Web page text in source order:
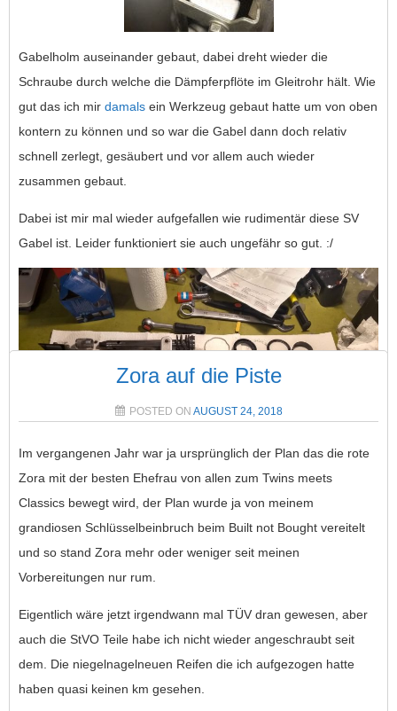
Gabelholm auseinander gebaut, dabei dreht wieder die
Schraube durch welche die Dämpferpflöte im Gleitrohr hält. Wie
gut das ich mir damals ein Werkzeug gebaut hatte um von oben
kontern zu können und so war die Gabel dann doch relativ
schnell zerlegt, gesäubert und vor allem auch wieder
zusammen gebaut.
Dabei ist mir mal wieder aufgefallen wie rudimentär diese SV
Gabel ist. Leider funktioniert sie auch ungefähr so gut. :/
Leider hatte ich kein frischeres 5W Öl da, also musste das alte
wieder in den Holm. Alt ist ja auch relativ, eingefüllt wurde es im
Januar 2017 und die Zora wurde seit dem quasi nicht bewegt!
Trotzdem erschreckend wie Gabelöl das quasi nicht bewegt
Holm sifft noch nicht, da hatte ich keine Meinung zu, den auch
noch zu machen. Vielleicht im Winter dann.
Nun sifft nix mehr, der statische und dynamische Federweg an
Zora auf die Piste
POSTED ON AUGUST 24, 2018
Im vergangenen Jahr war ja ursprünglich der Plan das die rote
Zora mit der besten Ehefrau von allen zum Twins meets
Classics bewegt wird, der Plan wurde ja von meinem
grandiosen Schlüsselbeinbruch beim Built not Bought vereitelt
und so stand Zora mehr oder weniger seit meinen
Vorbereitungen nur rum.
Eigentlich wäre jetzt irgendwann mal TÜV dran gewesen, aber
auch die StVO Teile habe ich nicht wieder angeschraubt seit
dem. Die niegelnagelneuen Reifen die ich aufgezogen hatte
haben quasi keinen km gesehen.